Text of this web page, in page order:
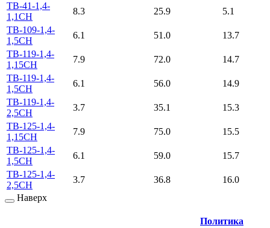
TB-41-1,4-
1,1CH
8.3 25.9
5.1
TB-109-1,4-
1,5CH
6.1 51.0
13.7
TB-119-1,4-
1,15CH
7.9 72.0
14.7
TB-119-1,4-
1,5CH
6.1 56.0
14.9
TB-119-1,4-
2,5CH
3.7 35.1
15.3
TB-125-1,4-
1,15CH
7.9 75.0
15.5
TB-125-1,4-
1,5CH
6.1 59.0
15.7
TB-125-1,4-
2,5CH
3.7 36.8
16.0
Наверх
Политика